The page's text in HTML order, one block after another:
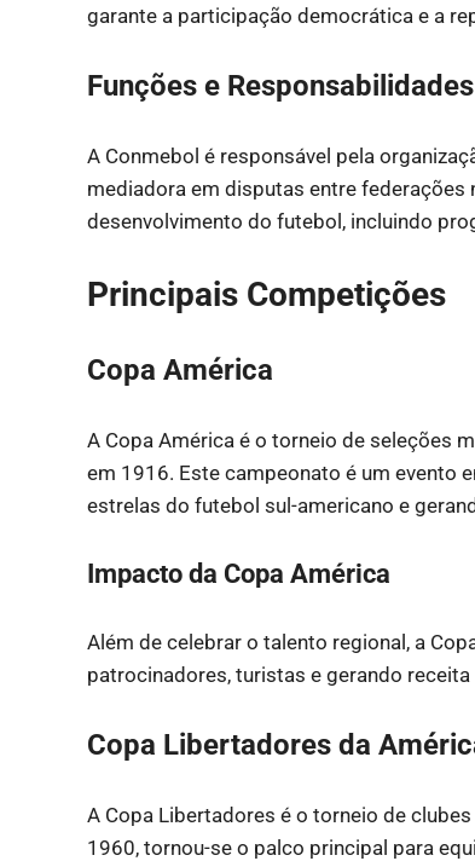
garante a participação democrática e a
Funções e Responsabilidades
A Conmebol é responsável pela
mediadora em disputas entre
desenvolvimento do futebol, incluindo
Principais Competições
Copa América
A Copa América é o torneio de seleções
em 1916. Este campeonato é um evento
estrelas do futebol sul-americano e
Impacto da Copa América
Além de celebrar o talento regional, a
patrocinadores, turistas e gerando
Copa Libertadores da
A Copa Libertadores é o torneio de
1960, tornou-se o palco principal para